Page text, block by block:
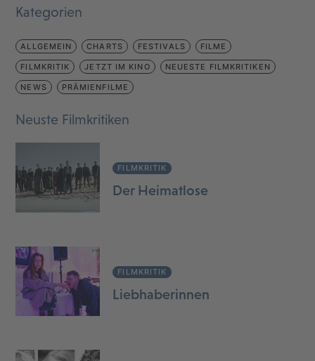
Kategorien
ALLGEMEIN CHARTS FESTIVALS FILME
FILMKRITIK JETZT IM KINO NEUESTE FILMKRITIKEN
NEWS PRÄMIENFILME
Neuste Filmkritiken
FILMKRITIK
Der Heimatlose
FILMKRITIK
Liebhaberinnen